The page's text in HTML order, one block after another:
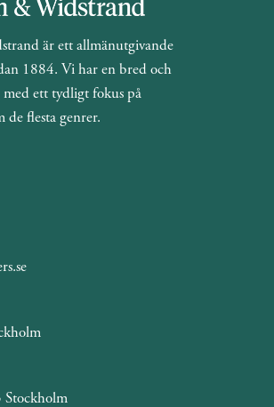
är ett allmänutgivande
1884. Vi har en bred och
ett tydligt fokus på
flesta genrer.